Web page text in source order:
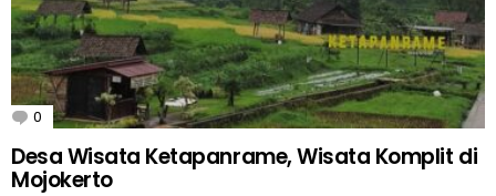
0 Comments
Desa Wisata Ketapanrame, Wisata Komplit di
Mojokerto